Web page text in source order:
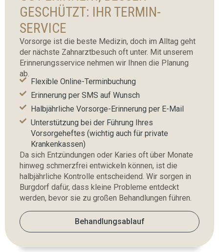
GESCHÜTZT: IHR TERMIN-
SERVICE
Vorsorge ist die beste Medizin, doch im Alltag geht
der nächste Zahnarztbesuch oft unter. Mit unserem
Erinnerungsservice nehmen wir Ihnen die Planung
ab.
Flexible Online-Terminbuchung
Erinnerung per SMS auf Wunsch
Halbjährliche Vorsorge-Erinnerung per E-Mail
Unterstützung bei der Führung Ihres
Vorsorgeheftes (wichtig auch für private
Krankenkassen)
Da sich Entzündungen oder Karies oft über Monate
hinweg schmerzfrei entwickeln können, ist die
halbjährliche Kontrolle entscheidend. Wir sorgen in
Burgdorf dafür, dass kleine Probleme entdeckt
werden, bevor sie zu großen Behandlungen führen.
Behandlungsablauf